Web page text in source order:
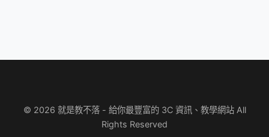
© 2026 就是教不落 - 給你最豐富的 3C 資訊、教學網站 All
Rights Reserved